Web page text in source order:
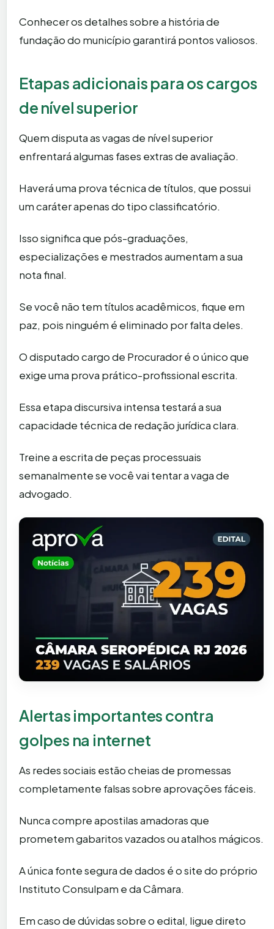
Conhecer os detalhes sobre a história de
fundação do município garantirá pontos valiosos.
Etapas adicionais para os cargos
de nível superior
Quem disputa as vagas de nível superior
enfrentará algumas fases extras de avaliação.
Haverá uma prova técnica de títulos, que possui
um caráter apenas do tipo classificatório.
Isso significa que pós-graduações,
especializações e mestrados aumentam a sua
nota final.
Se você não tem títulos acadêmicos, fique em
paz, pois ninguém é eliminado por falta deles.
O disputado cargo de Procurador é o único que
exige uma prova prático-profissional escrita.
Essa etapa discursiva intensa testará a sua
capacidade técnica de redação jurídica clara.
Treine a escrita de peças processuais
semanalmente se você vai tentar a vaga de
advogado.
Alertas importantes contra
golpes na internet
As redes sociais estão cheias de promessas
completamente falsas sobre aprovações fáceis.
Nunca compre apostilas amadoras que
prometem gabaritos vazados ou atalhos mágicos.
A única fonte segura de dados é o site do próprio
Instituto Consulpam e da Câmara.
Em caso de dúvidas sobre o edital, ligue direto